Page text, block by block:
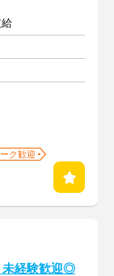
ク歓迎
未経験歓迎◎